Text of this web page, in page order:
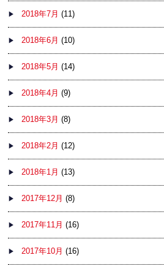
2018年7月 (11)
2018年6月 (10)
2018年5月 (14)
2018年4月 (9)
2018年3月 (8)
2018年2月 (12)
2018年1月 (13)
2017年12月 (8)
2017年11月 (16)
2017年10月 (16)